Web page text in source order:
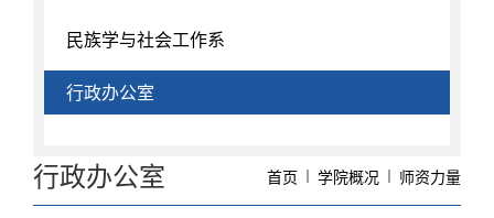
民族学与社会工作系
行政办公室
行政办公室 首页 学院概况 师资力量